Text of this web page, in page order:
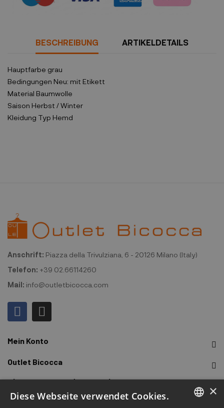
BESCHREIBUNG ARTIKELDETAILS
Hauptfarbe grau
Bedingungen Neu: mit Etikett
Material Baumwolle
Saison Herbst / Winter
Kleidung Typ Hemd
Anschrift: Piazza della Trivulziana, 6 - 20126 Milano (Italy)
Telefon: +39 02.66114260
Mail: info@outletbicocca.com
Mein Konto
Outlet Bicocca
Abonnieren Sie den Newsletter
×
Diese Webseite verwendet Cookies.